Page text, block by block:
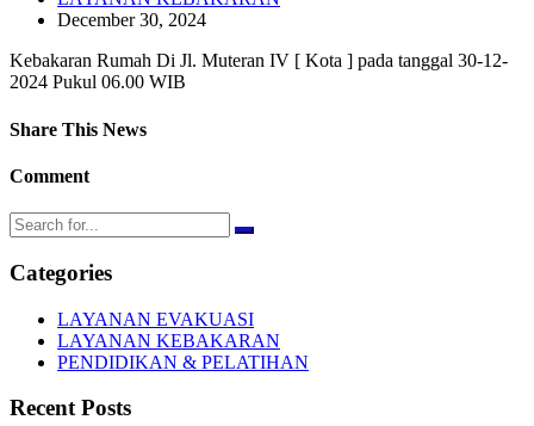
December 30, 2024
Kebakaran Rumah Di Jl. Muteran IV [ Kota ] pada tanggal 30-12-
2024 Pukul 06.00 WIB
Share This News
Comment
Categories
LAYANAN EVAKUASI
LAYANAN KEBAKARAN
PENDIDIKAN & PELATIHAN
Recent Posts